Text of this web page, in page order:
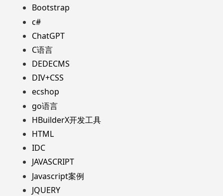
Bootstrap
c#
ChatGPT
C语言
DEDECMS
DIV+CSS
ecshop
go语言
HBuilderX开发工具
HTML
IDC
JAVASCRIPT
Javascript案例
JQUERY